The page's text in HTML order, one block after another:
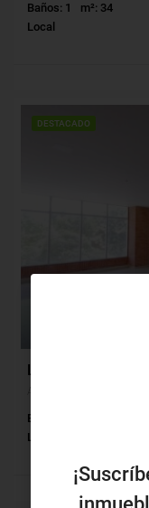
Baños: 1
m²: 34
Local
DESTACADO
Local Arriendo,
Baños: 1
Local